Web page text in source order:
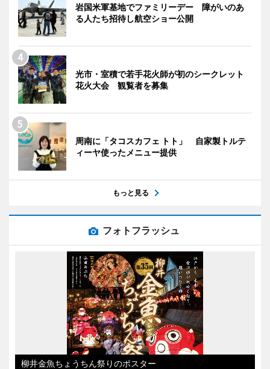
岩国米軍基地でファミリーデー 障がいのあ
る人たち招待し航空ショー公開
光市・室積で若手花火師が初のシークレット
花火大会 観覧者を募集
周南に「タコスカフェ トト」 自家製トルテ
ィーヤ使ったメニュー提供
もっと見る
フォトフラッシュ
柳井金魚ちょうちん祭りのポスター